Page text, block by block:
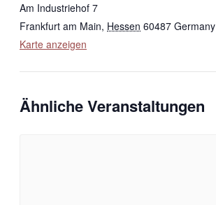
Am Industriehof 7
Frankfurt am Main, Hessen 60487 Germany
Karte anzeigen
Ähnliche Veranstaltungen